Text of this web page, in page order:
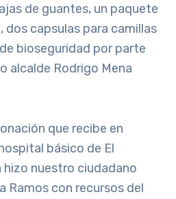
de guantes, un paquete
dos capsulas para camillas
bioseguridad por parte
alcalde Rodrigo Mena
que recibe en
básico de El
hizo nuestro ciudadano
Ramos con recursos del